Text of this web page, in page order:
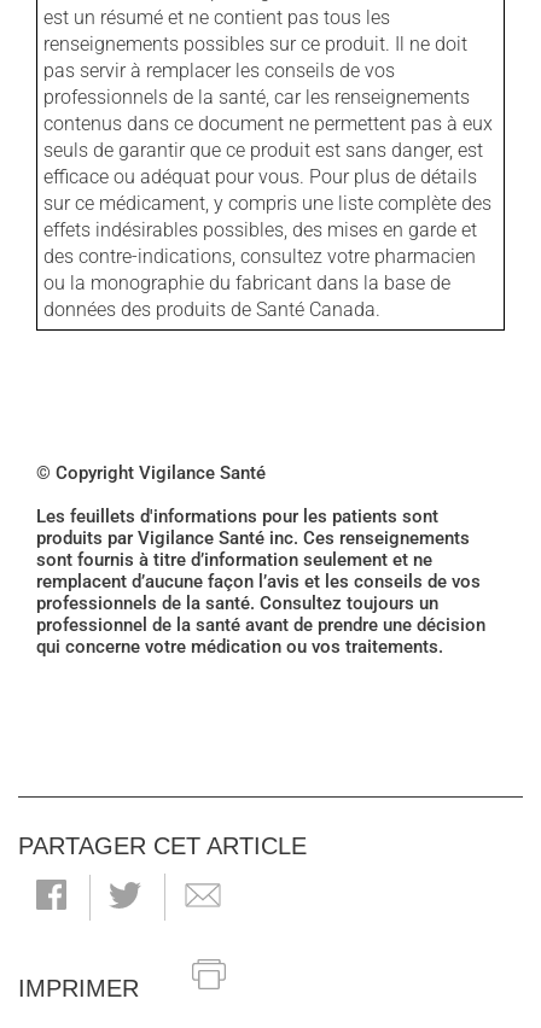
est un résumé et ne contient pas tous les
renseignements possibles sur ce produit. Il ne doit
pas servir à remplacer les conseils de vos
professionnels de la santé, car les renseignements
contenus dans ce document ne permettent pas à eux
seuls de garantir que ce produit est sans danger, est
efficace ou adéquat pour vous. Pour plus de détails
sur ce médicament, y compris une liste complète des
effets indésirables possibles, des mises en garde et
des contre-indications, consultez votre pharmacien
ou la monographie du fabricant dans la base de
données des produits de Santé Canada.
© Copyright Vigilance Santé
Les feuillets d'informations pour les patients sont
produits par Vigilance Santé inc. Ces renseignements
sont fournis à titre d’information seulement et ne
remplacent d’aucune façon l’avis et les conseils de vos
professionnels de la santé. Consultez toujours un
professionnel de la santé avant de prendre une décision
qui concerne votre médication ou vos traitements.
PARTAGER CET ARTICLE
IMPRIMER